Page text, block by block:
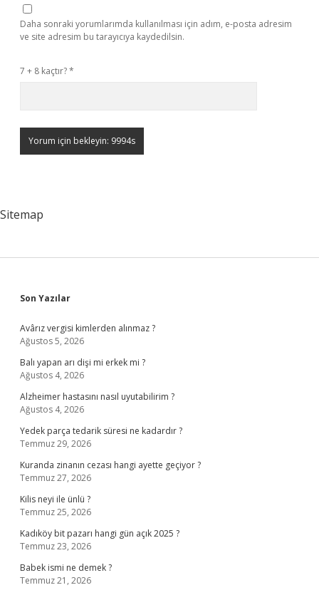
Daha sonraki yorumlarımda kullanılması için adım, e-posta adresim
ve site adresim bu tarayıcıya kaydedilsin.
7 + 8 kaçtır?*
Sitemap
Sidebar
Son Yazılar
Avârız vergisi kimlerden alınmaz ?
Ağustos 5, 2026
Balı yapan arı dişi mi erkek mi ?
Ağustos 4, 2026
Alzheimer hastasını nasıl uyutabilirim ?
Ağustos 4, 2026
Yedek parça tedarik süresi ne kadardır ?
Temmuz 29, 2026
Kuranda zinanın cezası hangi ayette geçiyor ?
Temmuz 27, 2026
Kilis neyi ile ünlü ?
Temmuz 25, 2026
Kadıköy bit pazarı hangi gün açık 2025 ?
Temmuz 23, 2026
Babek ismi ne demek ?
Temmuz 21, 2026